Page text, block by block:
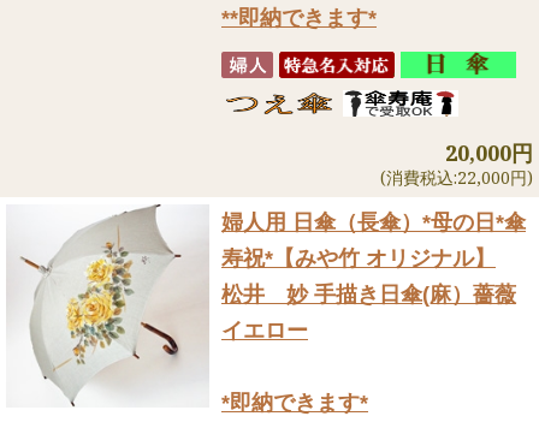
**即納できます*
20,000円
(消費税込:22,000円)
婦人用 日傘（長傘） *母の日*傘
寿祝*【みや竹 オリジナル】
松井 妙 手描き日傘(麻）薔薇
イエロー
*即納できます*